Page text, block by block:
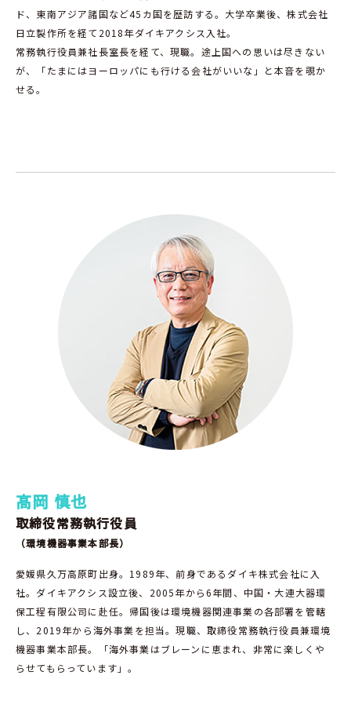
ド、東南アジア諸国など45カ国を歴訪する。大学卒業後、株式会社
日立製作所を経て2018年ダイキアクシス入社。
常務執行役員兼社長室長を経て、現職。途上国への思いは尽きない
が、「たまにはヨーロッパにも行ける会社がいいな」と本音を覗か
せる。
髙岡 慎也
取締役常務執行役員
（環境機器事業本部長）
愛媛県久万高原町出身。1989年、前身であるダイキ株式会社に入
社。ダイキアクシス設立後、2005年から6年間、中国・大連大器環
保工程有限公司に赴任。帰国後は環境機器関連事業の各部署を管轄
し、2019年から海外事業を担当。現職、取締役常務執行役員兼環境
機器事業本部長。「海外事業はブレーンに恵まれ、非常に楽しくや
らせてもらっています」。